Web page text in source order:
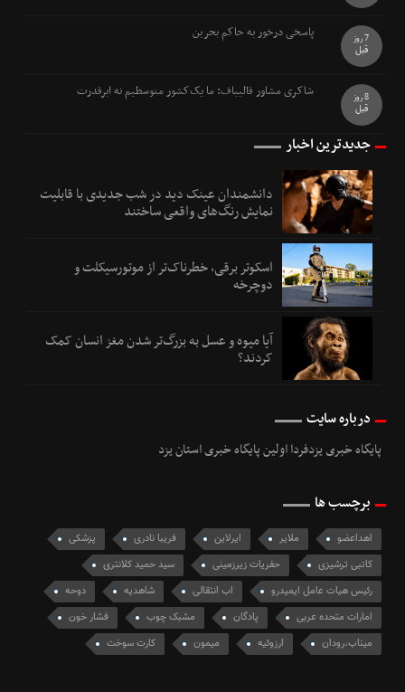
پاسخی درخور به حاکم بحرین
7 روز
قبل
شاکری مشاور قالیباف: ما یک‌کشور متوسطیم نه ابرقدرت
8 روز
قبل
جدیدترین اخبار
دانشمندان عینک دید در شب جدیدی با قابلیت
نمایش رنگ‌های واقعی ساختند
اسکوتر برقی، خطرناک‌تر از موتورسیکلت و
دوچرخه
آیا میوه و عسل به بزرگ‌تر شدن مغز انسان کمک
کردند؟
درباره سایت
پایگاه خبری یزدفردا اولین پایگاه خبری استان یزد
برچسب ها
اهداعضو ملایر ایرلاین فریبا نادری
پزشکی
کاتبی ترشیزی
حفریات زیرزمینی
سید حمید کلانتری
رئیس هیات عامل ایمیدرو
اب انتقالی شاهدیه
دوحه
امارات متحده عربی
پادگان مشبک چوب
فشار خون
میناب،رودان
ارزوئیه میمون کارت سوخت